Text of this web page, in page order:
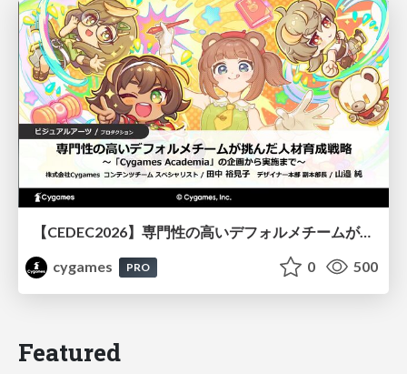
【CEDEC2026】専門性の高いデフォルメチームが挑んだ人材育成戦略 〜Cygames Academiaの企画から実施まで〜
cygames
PRO 0 500
Featured